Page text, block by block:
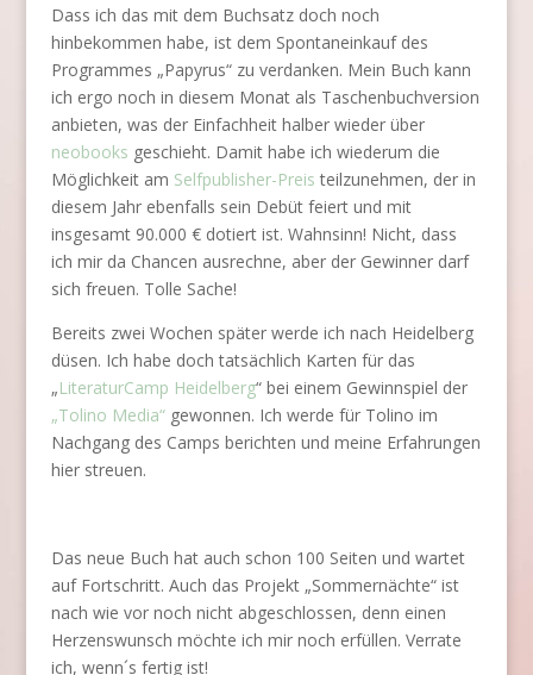
Dass ich das mit dem Buchsatz doch noch
hinbekommen habe, ist dem Spontaneinkauf des
Programmes „Papyrus“ zu verdanken. Mein Buch kann
ich ergo noch in diesem Monat als Taschenbuchversion
anbieten, was der Einfachheit halber wieder über
neobooks geschieht. Damit habe ich wiederum die
Möglichkeit am Selfpublisher-Preis teilzunehmen, der in
diesem Jahr ebenfalls sein Debüt feiert und mit
insgesamt 90.000 € dotiert ist. Wahnsinn! Nicht, dass
ich mir da Chancen ausrechne, aber der Gewinner darf
sich freuen. Tolle Sache!
Bereits zwei Wochen später werde ich nach Heidelberg
düsen. Ich habe doch tatsächlich Karten für das
„LiteraturCamp Heidelberg“ bei einem Gewinnspiel der
„Tolino Media“gewonnen. Ich werde für Tolino im
Nachgang des Camps berichten und meine Erfahrungen
hier streuen.
Das neue Buch hat auch schon 100 Seiten und wartet
auf Fortschritt. Auch das Projekt „Sommernächte“ ist
nach wie vor noch nicht abgeschlossen, denn einen
Herzenswunsch möchte ich mir noch erfüllen. Verrate
ich, wenn´s fertig ist!